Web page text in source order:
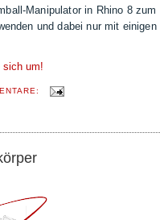
Manipulator in Rhino 8 zum
und dabei nur mit einigen
sich um!